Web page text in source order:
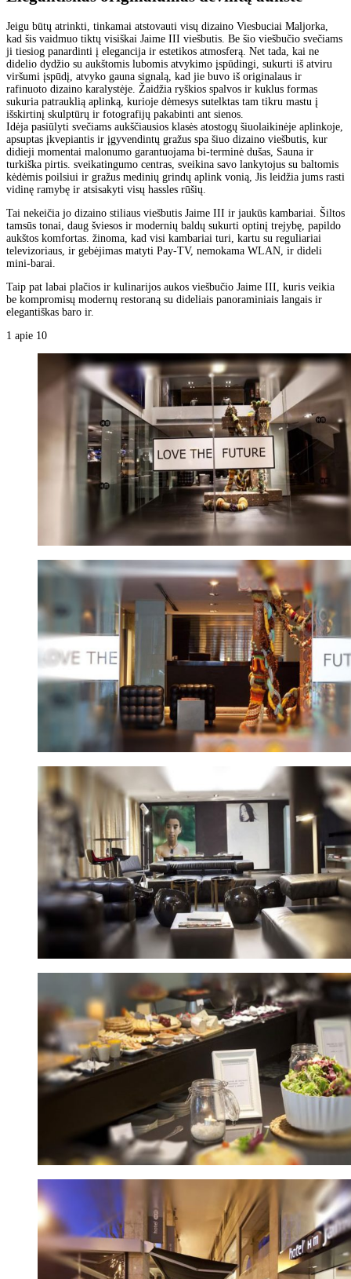
Jeigu būtų atrinkti, tinkamai atstovauti visų dizaino Viesbuciai Maljorka,
kad šis vaidmuo tiktų visiškai Jaime III viešbutis. Be šio viešbučio svečiams
ji tiesiog panardinti į elegancija ir estetikos atmosferą. Net tada, kai ne
didelio dydžio su aukštomis lubomis atvykimo įspūdingi, sukurti iš atviru
viršumi įspūdį, atvyko gauna signalą, kad jie buvo iš originalaus ir
rafinuoto dizaino karalystėje. Žaidžia ryškios spalvos ir kuklus formas
sukuria patrauklią aplinką, kurioje dėmesys sutelktas tam tikru mastu į
išskirtinį skulptūrų ir fotografijų pakabinti ant sienos.
Idėja pasiūlyti svečiams aukščiausios klasės atostogų šiuolaikinėje aplinkoje,
apsuptas įkvepiantis ir įgyvendintų gražus spa šiuo dizaino viešbutis, kur
didieji momentai malonumo garantuojama bi-terminė dušas, Sauna ir
turkiška pirtis. sveikatingumo centras, sveikina savo lankytojus su baltomis
kėdėmis poilsiui ir gražus medinių grindų aplink vonią, Jis leidžia jums rasti
vidinę ramybę ir atsisakyti visų hassles rūšių.
Tai nekeičia jo dizaino stiliaus viešbutis Jaime III ir jaukūs kambariai. Šiltos
tamsūs tonai, daug šviesos ir modernių baldų sukurti optinį trejybę, papildo
aukštos komfortas. žinoma, kad visi kambariai turi, kartu su reguliariai
televizoriaus, ir gebėjimas matyti Pay-TV, nemokama WLAN, ir dideli
mini-barai.
Taip pat labai plačios ir kulinarijos aukos viešbučio Jaime III, kuris veikia
be kompromisų modernų restoraną su dideliais panoraminiais langais ir
elegantiškas baro ir.
1 apie 10